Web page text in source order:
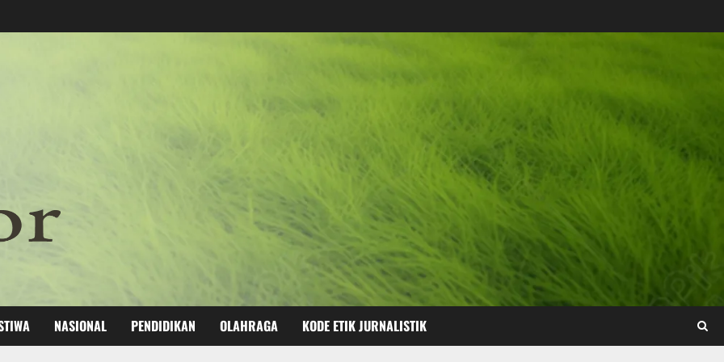
NASIONAL PENDIDIKAN OLAHRAGA KODE ETIK JURNALISTIK